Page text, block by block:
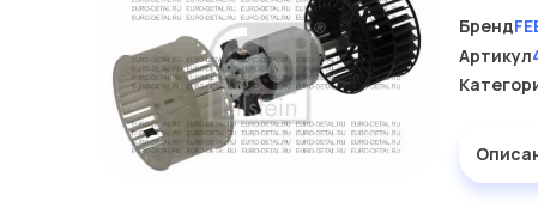
Бренд
Артикул